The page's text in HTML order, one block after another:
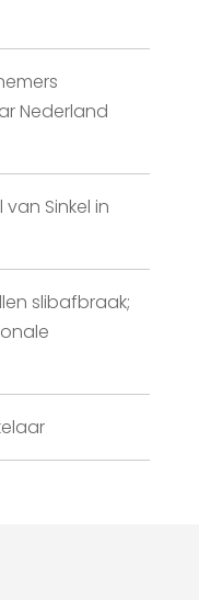
Nederland
Sinkel in
slibafbraak;